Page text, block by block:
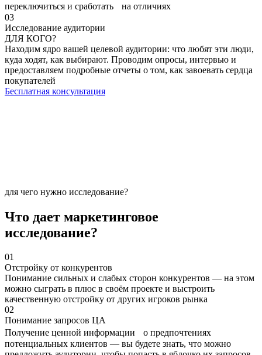
переключиться и сработать на отличиях
03
Исследование аудитории
ДЛЯ КОГО?
Находим ядро вашей целевой аудитории: что любят эти люди,
куда ходят, как выбирают. Проводим опросы, интервью и
предоставляем подробные отчеты о том, как завоевать сердца
покупателей
Бесплатная консультация
для чего нужно исследование?
Что дает маркетинговое
исследование?
01
Отстройку от конкурентов
Понимание сильных и слабых сторон конкурентов — на этом
можно сыграть в плюс в своём проекте и выстроить
качественную отстройку от других игроков рынка
02
Понимание запросов ЦА
Получение ценной информации о предпочтениях
потенциальных клиентов — вы будете знать, что можно